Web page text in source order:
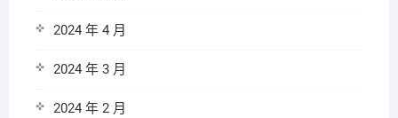
2024 年 4 月
2024 年 3 月
2024 年 2 月